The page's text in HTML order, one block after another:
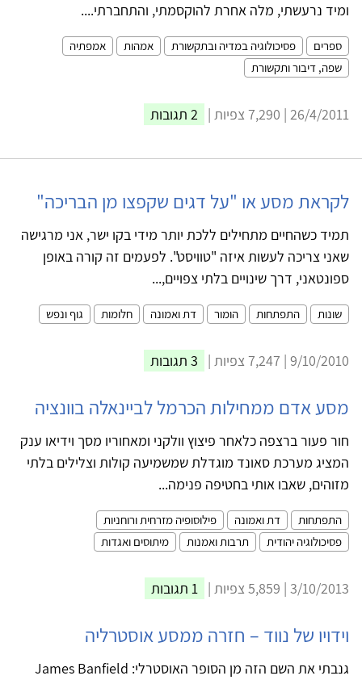
ומיד נרעשתי, מלה אחרת להוקסמתי, והתחברתי....
ספרים פסיכולוגיה במדיה ובתקשורת אמהות
אמפתיה
שפה, דיבור ותקשורת
26/4/2011 | 7,290 צפיות | 2 תגובות
לקראת מסע או "על דגים שקפצו מן הבריכה"
תמיד כשהחיים מתחילים ללכת יותר מידי בקו ישר, אני מרגישה
שאני צריכה לעשות איזה "טוויסט". לפעמים זה קורה באופן
ספונטאני, דרך שינויים בלתי צפויים,...
שונות התפתחות הומור דת ואמונה חלומות גוף ונפש
9/10/2010 | 7,247 צפיות | 3 תגובות
מסע אדם ממחילות הכרמל לביינאלה בוונציה
חור פעור ברצפה כלאחר פיצוץ וולקני ומאחוריו מסך וידיאו ענק
המציג מערכת סאונד מוגדלת שמשמיעה קולות וצלילים בלתי
מזוהים, שאבו אותי בחטיפה פנימה...
התפתחות דת ואמונה
פילוסופיה מזרחית ורוחניות
פסיכולוגיה יהודית
תרבות ואמנות מיתוסים ואגדות
3/10/2013 | 5,859 צפיות | 1 תגובות
וידויו של נווד – חזרה ממסע אוסטרליה
גנבתי את השם הזה מן הסופר האוסטרלי: James Banfield